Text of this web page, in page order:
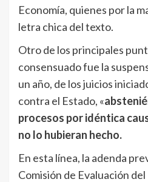
Economía, quienes por la
letra chica del texto.
Otro de los principales
consensuado fue la
un año, de los juicios
contra el Estado, «
procesos por idéntica
no lo hubieran hecho.
En esta línea, la adenda
Comisión de Evaluación